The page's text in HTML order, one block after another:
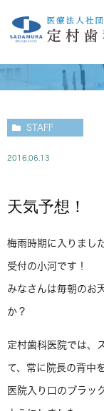
STAFF
2016.06.13
天気予想！
梅雨時期に入りまし
受付の小河です！
みなさんは毎朝のお
か？
定村歯科医院では、
て、常に院長の背中
医院入り口のブラッ